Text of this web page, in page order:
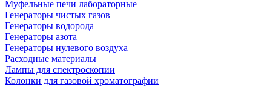
Муфельные печи лабораторные
Генераторы чистых газов
Генераторы водорода
Генераторы азота
Генераторы нулевого воздуха
Расходные материалы
Лампы для спектроскопии
Колонки для газовой хроматографии